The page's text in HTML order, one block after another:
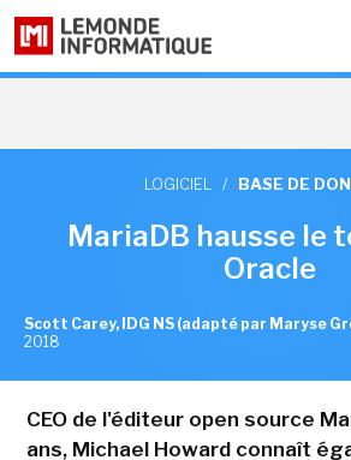
LOGICIEL / BASE DE
MariaDB hausse le
Oracle
Scott Carey, IDG NS (adapté par Maryse
2018
CEO de l'éditeur open source
ans, Michael Howard connaît